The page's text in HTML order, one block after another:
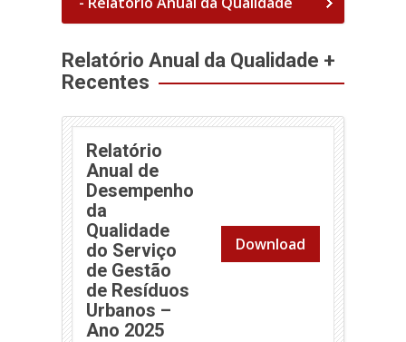
Relatório Anual da Qualidade +
Recentes
Relatório
Anual de
Desempenho
da
Qualidade
do Serviço
de Gestão
de Resíduos
Urbanos –
Ano 2025(abre em nova janela)
Download